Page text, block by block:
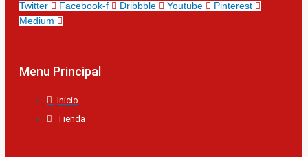
Twitter Facebook-f Dribbble Youtube
Pinterest
Medium
Menu Principal
Inicio
Tienda